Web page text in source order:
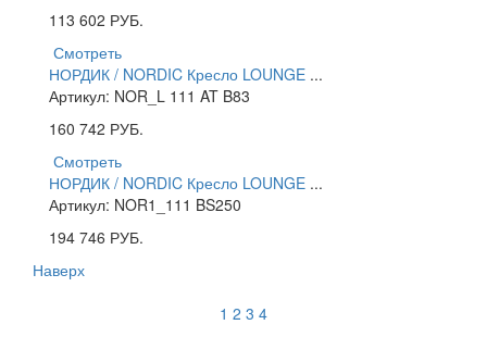
113 602 РУБ.
Смотреть
НОРДИК / NORDIC Кресло LOUNGE ...
Артикул: NOR_L 111 AT B83
160 742 РУБ.
Смотреть
НОРДИК / NORDIC Кресло LOUNGE ...
Артикул: NOR1_111 BS250
194 746 РУБ.
Наверх
1 2 3 4